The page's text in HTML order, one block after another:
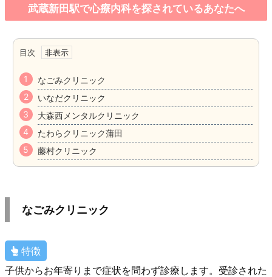
武蔵新田駅で心療内科を探されているあなたへ
目次
なごみクリニック
いなだクリニック
大森西メンタルクリニック
たわらクリニック蒲田
藤村クリニック
なごみクリニック
特徴
子供からお年寄りまで症状を問わず診療します。受診された